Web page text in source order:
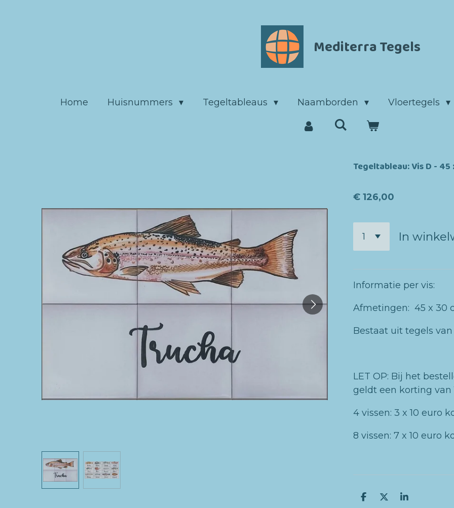
Mediterra Tegels
Home Huisnummers Tegeltableaus Naamborden Vloertegels
Tegeltableau: Vis D - 45
€ 126,00
In
Informatie per vis:
Afmetingen: 45 x 30
Bestaat uit tegels van
LET OP: Bij het
geldt een korting van
4 vissen: 3 x 10 euro
8 vissen: 7 x 10 euro
D
D
S